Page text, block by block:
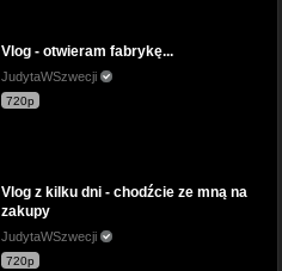
Vlog - otwieram fabrykę...
JudytaWSzwecji
720p
Vlog z kilku dni - chodźcie ze mną na
zakupy
JudytaWSzwecji
720p